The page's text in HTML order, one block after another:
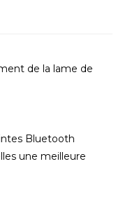
de la lame de
Bluetooth
une meilleure